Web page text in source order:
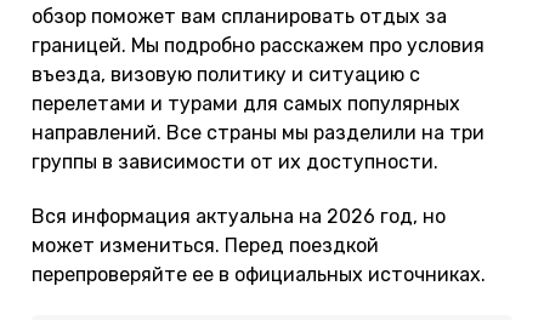
обзор поможет вам спланировать отдых за
границей. Мы подробно расскажем про условия
въезда, визовую политику и ситуацию с
перелетами и турами для самых популярных
направлений. Все страны мы разделили на три
группы в зависимости от их доступности.
Вся информация актуальна на 2026 год, но
может измениться. Перед поездкой
перепроверяйте ее в официальных источниках.